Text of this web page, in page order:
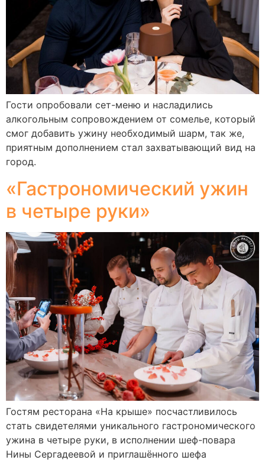
Гости опробовали сет-меню и насладились
алкогольным сопровождением от сомелье, который
смог добавить ужину необходимый шарм, так же,
приятным дополнением стал захватывающий вид на
город.
«Гастрономический ужин
в четыре руки»
Гостям ресторана «На крыше» посчастливилось
стать свидетелями уникального гастрономического
ужина в четыре руки, в исполнении шеф-повара
Нины Сергадеевой и приглашённого шефа